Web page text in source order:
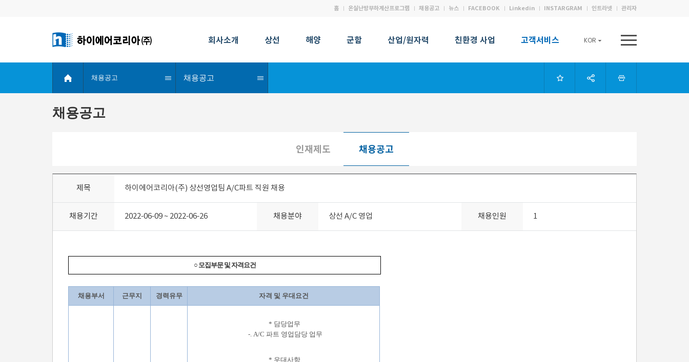
홈 온실난방부하계산프로그램 채용공고 뉴스 FACEBOOK Linkedin INSTARGRAM 인트라넷 관리자
회사소개 상선 해양 군함 산업/원자력 친환경 사업 고객서비스 KOR
채용공고 채용공고
채용공고
인재제도 채용공고
제목 하이에어코리아(주) 상선영업팀 A/C파트 직원 채용
채용기간 2022-06-09 ~ 2022-06-26 채용분야 상선 A/C 영업 채용인원 1
○ 모집부문 및 자격요건
채용부서 근무지 경력유무 자격 및 우대요건
* 담당업무
-. A/C 파트 영업담당 업무
* 우대사항